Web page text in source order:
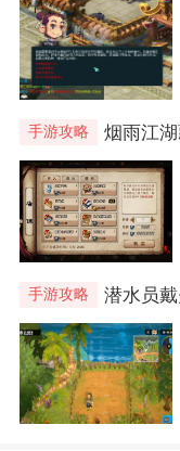
手游攻略 烟雨江
手游攻略 潜水员